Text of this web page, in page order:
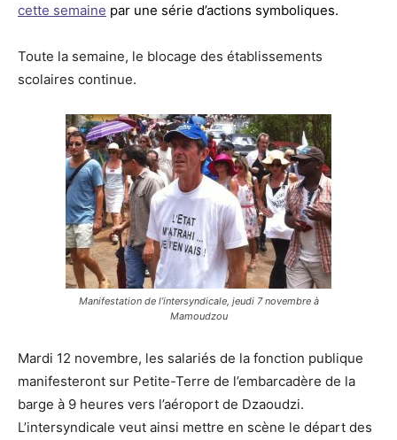
cette semaine par une série d’actions symboliques.
Toute la semaine, le blocage des établissements
scolaires continue.
Manifestation de l’intersyndicale, jeudi 7 novembre à
Mamoudzou
Mardi 12 novembre, les salariés de la fonction publique
manifesteront sur Petite-Terre de l’embarcadère de la
barge à 9 heures vers l’aéroport de Dzaoudzi.
L’intersyndicale veut ainsi mettre en scène le départ des